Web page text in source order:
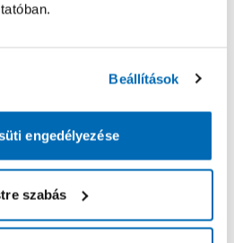
Beállítások
engedélyezése
szabás